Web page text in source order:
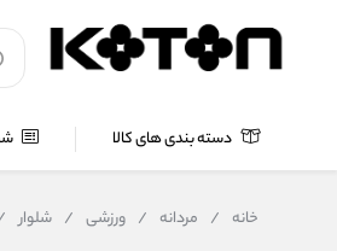
دسته بندی های کالا
خانه / مردانه / ورزشی / شلوار